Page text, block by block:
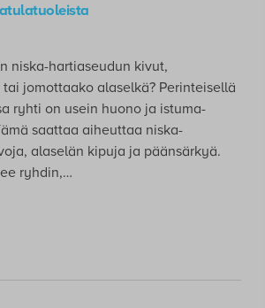
niska-hartiaseudun kivut,
jomottaako alaselkä? Perinteisellä
ryhti on usein huono ja istuma-
saattaa aiheuttaa niska-
alaselän kipuja ja päänsärkyä.
ryhdin,…